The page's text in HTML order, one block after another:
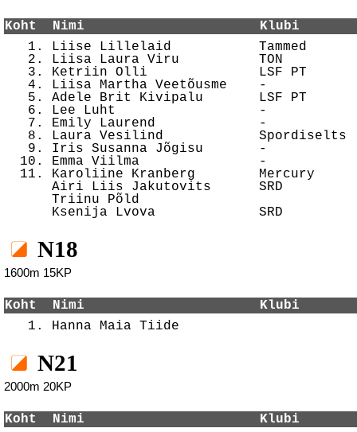
Koht  Nimi                      Klubi
1. Liise Lillelaid           Tammed
2. Liisa Laura Viru          TON
3. Ketriin Olli              LSF PT
4. Liisa Martha Veetõusme    -
5. Adele Brit Kivipalu       LSF PT
6. Lee Luht                  -
7. Emily Laurend             -
8. Laura Vesilind
9. Iris Susanna Jõgisu       -
10. Emma Viilma               -
11. Karoliine Kranberg        Mercury
Airi Liis Jakutovits      SRD
Triinu Põld
N18
1600m 15KP
Koht  Nimi                      Klubi
N21
2000m 20KP
Koht  Nimi                      Klubi